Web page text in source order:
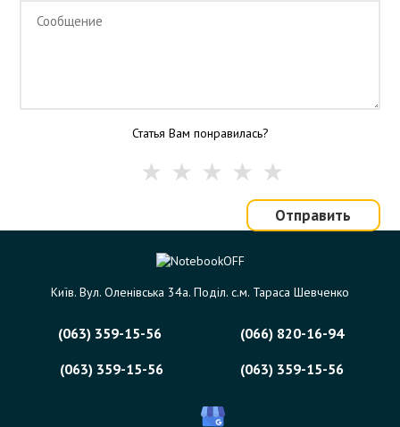
Статья Вам понравилась?
Отправить
Київ. Вул. Оленівська 34а. Поділ. с.м. Тараса Шевченко
(063) 359-15-56
(066) 820-16-94
(063) 359-15-56
(063) 359-15-56